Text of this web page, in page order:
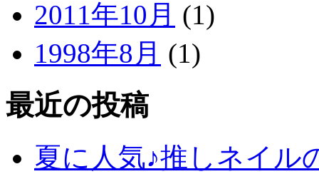
2011年10月 (1)
1998年8月 (1)
最近の投稿
夏に人気♪推しネイル